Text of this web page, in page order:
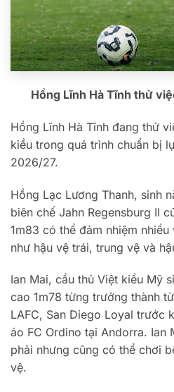
Hồng Lĩnh Hà Tĩnh thử
Hồng Lĩnh Hà Tĩnh đang thử
kiều trong quá trình chuẩn bị
2026/27.
Hồng Lạc Lương Thanh, sinh
biên chế Jahn Regensburg II
1m83 có thể đảm nhiệm
như hậu vệ trái, trung vệ và
Ian Mai, cầu thủ Việt kiều Mỹ
cao 1m78 từng trưởng thành
LAFC, San Diego Loyal trước
áo FC Ordino tại Andorra. Ian
phải nhưng cũng có thể chơi
vệ.